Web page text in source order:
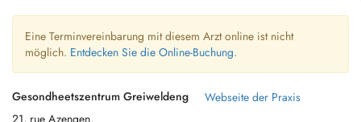
Eine Terminvereinbarung mit diesem Arzt online ist nicht
möglich. Entdecken Sie die Online-Buchung.
Gesondheetszentrum Greiweldeng
21, rue Azengen,
Webseite der Praxis